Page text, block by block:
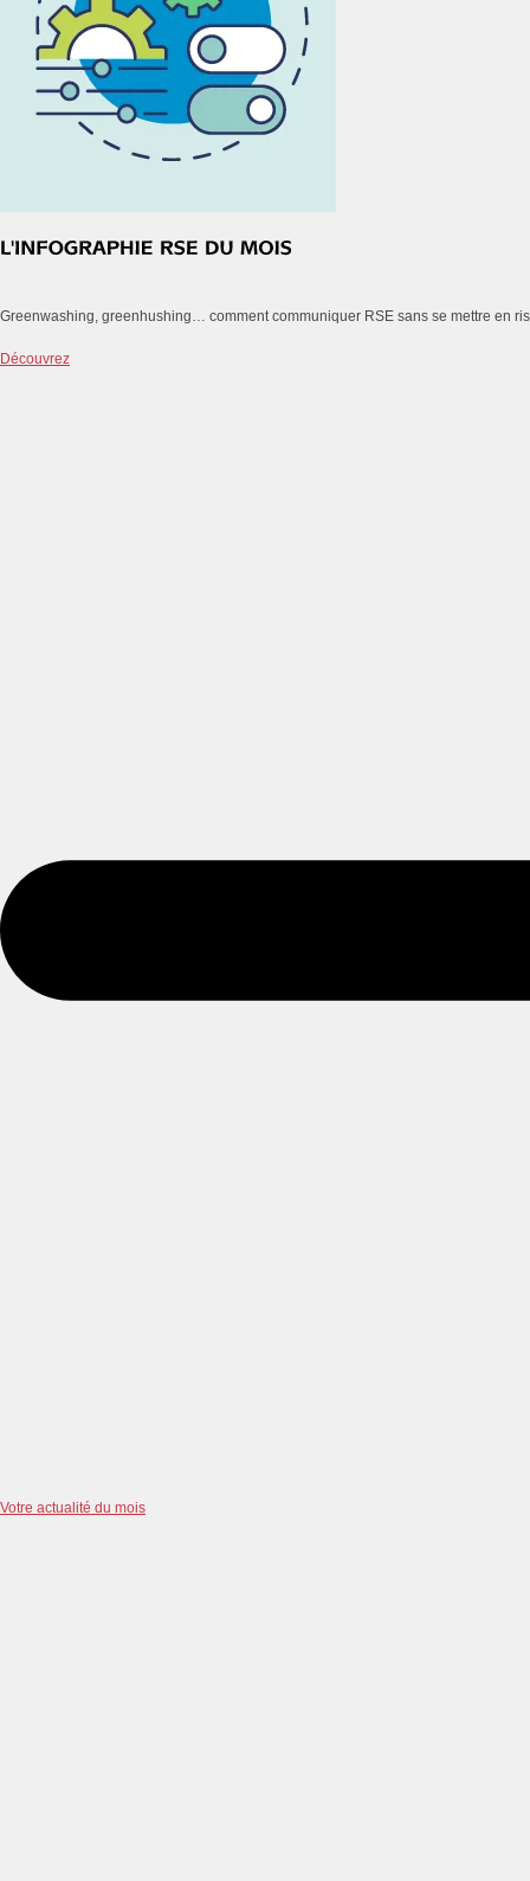
Greenwashing, greenhushing… comment communiquer RSE sans se mettre en
Découvrez
Votre actualité du mois